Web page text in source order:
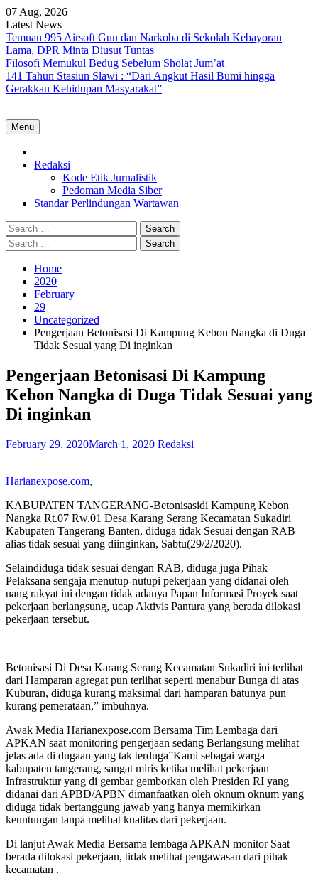
Skip
to
content
07 Aug, 2026
Latest News
Temuan 995 Airsoft Gun dan Narkoba di Sekolah Kebayoran
Lama, DPR Minta Diusut Tuntas
Filosofi Memukul Bedug Sebelum Sholat Jum’at
141 Tahun Stasiun Slawi : “Dari Angkut Hasil Bumi hingga
Gerakkan Kehidupan Masyarakat”
Menu
Redaksi
Kode Etik Jurnalistik
Pedoman Media Siber
Standar Perlindungan Wartawan
Search
for:
Search
for:
Home
2020
February
29
Uncategorized
Pengerjaan Betonisasi Di Kampung Kebon Nangka di Duga
Tidak Sesuai yang Di inginkan
Pengerjaan Betonisasi Di Kampung
Kebon Nangka di Duga Tidak Sesuai yang
Di inginkan
February 29, 2020March 1, 2020 Redaksi
Harianexpose.com,
KABUPATEN TANGERANG-Betonisasidi Kampung Kebon
Nangka Rt.07 Rw.01 Desa Karang Serang Kecamatan Sukadiri
Kabupaten Tangerang Banten, diduga tidak Sesuai dengan RAB
alias tidak sesuai yang diinginkan, Sabtu(29/2/2020).
Selaindiduga tidak sesuai dengan RAB, diduga juga Pihak
Pelaksana sengaja menutup-nutupi pekerjaan yang didanai oleh
uang rakyat ini dengan tidak adanya Papan Informasi Proyek saat
pekerjaan berlangsung, ucap Aktivis Pantura yang berada dilokasi
pekerjaan tersebut.
Betonisasi Di Desa Karang Serang Kecamatan Sukadiri ini terlihat
dari Hamparan agregat pun terlihat seperti menabur Bunga di atas
Kuburan, diduga kurang maksimal dari hamparan batunya pun
kurang pemerataan,” imbuhnya.
Awak Media Harianexpose.com Bersama Tim Lembaga dari
APKAN saat monitoring pengerjaan sedang Berlangsung melihat
jelas ada di dugaan yang tak terduga”Kami sebagai warga
kabupaten tangerang, sangat miris ketika melihat pekerjaan
Infrastruktur yang di gembar gemborkan oleh Presiden RI yang
didanai dari APBD/APBN dimanfaatkan oleh oknum oknum yang
diduga tidak bertanggung jawab yang hanya memikirkan
keuntungan tanpa melihat kualitas dari pekerjaan.
Di lanjut Awak Media Bersama lembaga APKAN monitor Saat
berada dilokasi pekerjaan, tidak melihat pengawasan dari pihak
kecamatan .